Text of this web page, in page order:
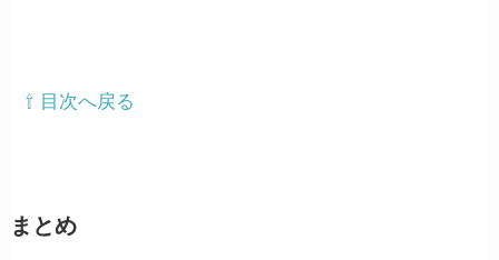
⇧ 目次へ戻る
まとめ